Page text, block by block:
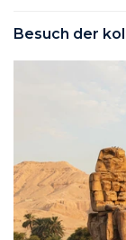
Besuch der